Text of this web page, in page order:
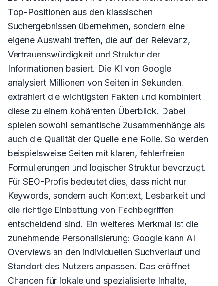
Top-Positionen aus den klassischen
Suchergebnissen übernehmen, sondern eine
eigene Auswahl treffen, die auf der Relevanz,
Vertrauenswürdigkeit und Struktur der
Informationen basiert. Die KI von Google
analysiert Millionen von Seiten in Sekunden,
extrahiert die wichtigsten Fakten und kombiniert
diese zu einem kohärenten Überblick. Dabei
spielen sowohl semantische Zusammenhänge als
auch die Qualität der Quelle eine Rolle. So werden
beispielsweise Seiten mit klaren, fehlerfreien
Formulierungen und logischer Struktur bevorzugt.
Für SEO-Profis bedeutet dies, dass nicht nur
Keywords, sondern auch Kontext, Lesbarkeit und
die richtige Einbettung von Fachbegriffen
entscheidend sind. Ein weiteres Merkmal ist die
zunehmende Personalisierung: Google kann AI
Overviews an den individuellen Suchverlauf und
Standort des Nutzers anpassen. Das eröffnet
Chancen für lokale und spezialisierte Inhalte,